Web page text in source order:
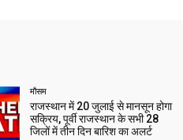
मौसम
राजस्थान में 20 जुलाई से मानसून होगा
सक्रिय, पूर्वी राजस्थान के सभी 28
जिलों में तीन दिन बारिश का अलर्ट